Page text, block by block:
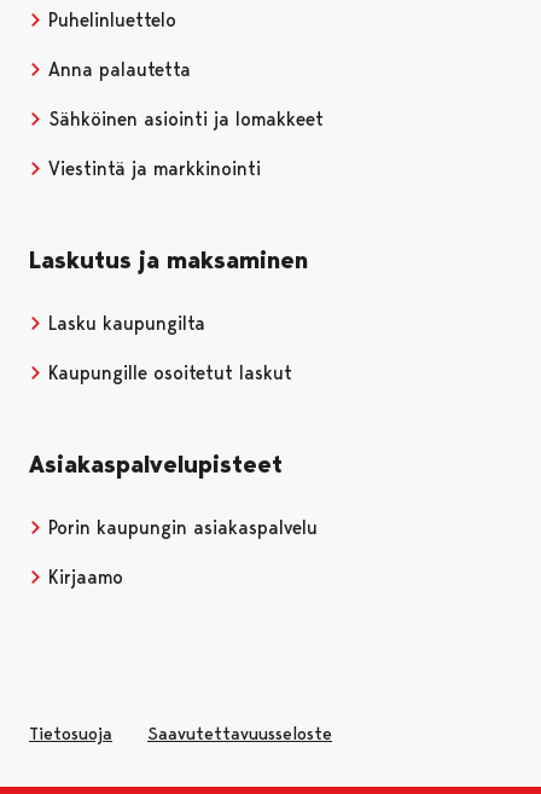
Puhelinluettelo
Anna palautetta
Sähköinen asiointi ja lomakkeet
Viestintä ja markkinointi
Laskutus ja maksaminen
Lasku kaupungilta
Kaupungille osoitetut laskut
Asiakaspalvelupisteet
Porin kaupungin asiakaspalvelu
Kirjaamo
Tietosuoja Saavutettavuusseloste